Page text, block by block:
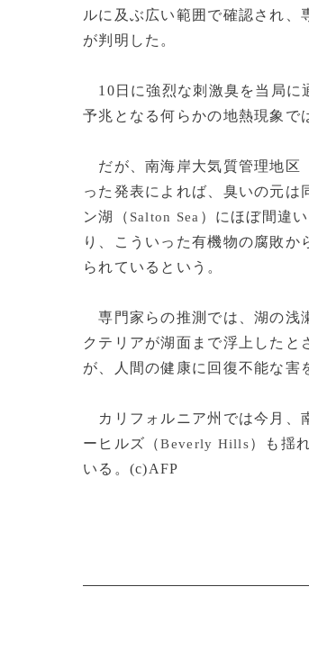
ルに及ぶ広い範囲で確認され、
が判明した。
10日に強烈な刺激臭を当局に
予兆となる何らかの地熱現象で
だが、南海岸大気質管理地区
った発表によれば、臭いの元は
ン湖（ Salton Sea ）にほぼ間違
り、こういった有機物の腐敗
られているという。
専門家らの推測では、湖の浅
クテリアが湖面まで浮上したと
が、人間の健康に回復不能な害
カリフォルニア州では今月、
ーヒルズ（Beverly Hills）も揺
いる。(c)AFP